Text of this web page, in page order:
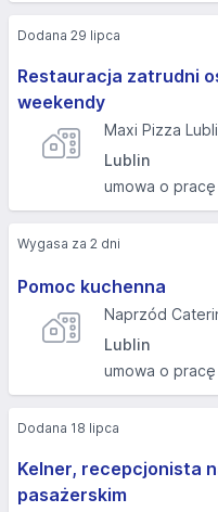
Restauracja zatrudni
weekendy
Maxi Pizza
Lublin
umowa o pracę
Dodana 29 lipca
Pomoc kuchenna
Naprzód
Lublin
umowa o pracę
Wygasa za 2 dni
Kelner, recepcjonista
pasażerskim
Dodana 18 lipca